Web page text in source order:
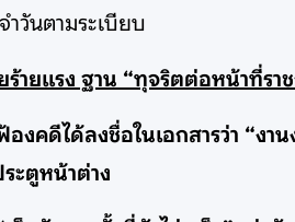
วันตามระเบียบ
ายแรง ฐาน “ทุจริตต่อหน้าที่รา
ดีได้ลงชื่อในเอกสารว่า “งาน
ะตูหน้าต่าง